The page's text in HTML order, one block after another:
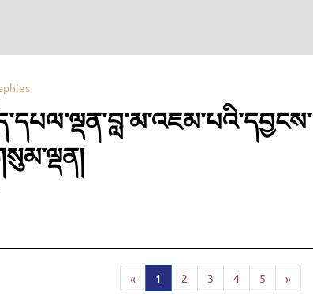
« 1 2 3 4 5 »